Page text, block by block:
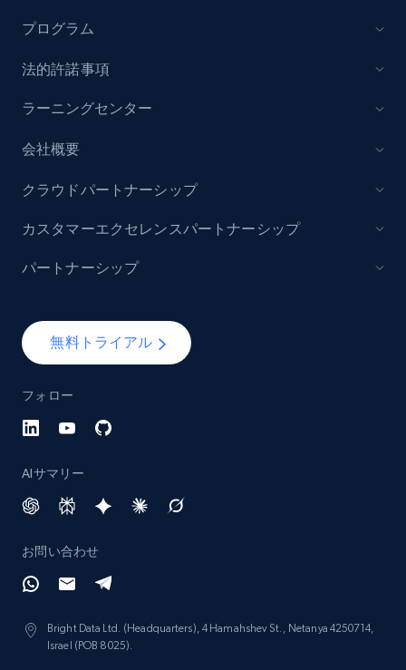
プログラム
法的許諾事項
ラーニングセンター
会社概要
無料トライアル
フォロー
AIサマリー
お問い合わせ
Bright Data Ltd. (Headquarters), 4 Hamahshev St., Netanya 4250714,
Israel (POB 8025).
クラウドパートナーシップ
カスタマーエクセレンスパートナーシップ
パートナーシップ